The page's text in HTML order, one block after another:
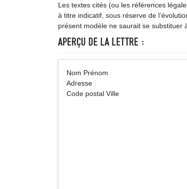
Les textes cités (ou les références
à titre indicatif, sous réserve de
présent modèle ne saurait se substituer
APERÇU DE LA LETTRE :
Nom
Adresse
Code postal Ville
Mairie
Code